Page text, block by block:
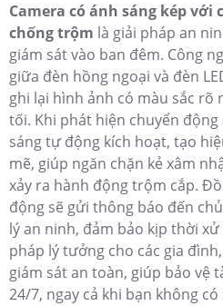
Camera có ánh sáng kép với
chống trộm là giải pháp an
giám sát vào ban đêm. Công
giữa đèn hồng ngoại và đèn
ghi lại hình ảnh có màu sắc rõ
tối. Khi phát hiện chuyển
sáng tự động kích hoạt, tạo
mẽ, giúp ngăn chặn kẻ xâm
xảy ra hành động trộm cắp.
động sẽ gửi thông báo đến
lý an ninh, đảm bảo kịp thời
pháp lý tưởng cho các gia
giám sát an toàn, giúp bảo vệ
24/7, ngay cả khi bạn không có